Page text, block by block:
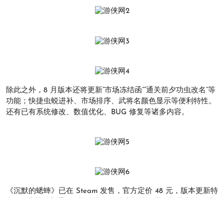
除此之外，8 月版本还将更新“市场冻结函”“通关前夕功虫改名”等
功能；快捷虫蜕进补、市场排序、武将名颜色显示等便利特性。
还有已有系统修改、数值优化、BUG 修复等诸多内容。
《沉默的蟋蟀》已在 Steam 发售，官方定价 48 元，版本更新特